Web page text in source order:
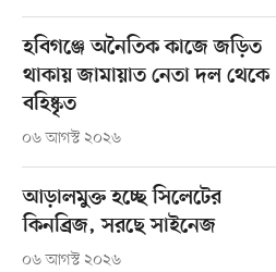
হবিগঞ্জে অনৈতিক কাজে জড়িত
থাকায় জামায়াত নেতা দল থেকে
বহিষ্কৃত
০৬ আগস্ট ২০২৬
আড়ালমুক্ত হচ্ছে সিলেটের
কিনব্রিজ, সরছে সাইনেজ
০৬ আগস্ট ২০২৬